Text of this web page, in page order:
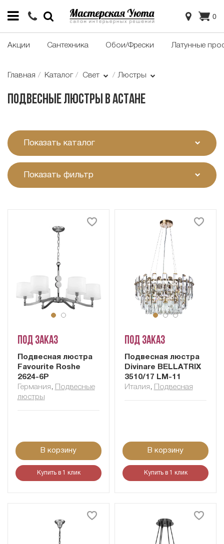
0
Акции Сантехника Обои/Фрески Латунные
Главная Каталог Свет Люстры
Подвесные люстры в Астане
Показать каталог
Показать фильтр
Под заказ
Подвесная люстра
Favourite Roshe
2624-6P
Германия ,
Подвесные
люстры
В корзину
Купить в 1 клик
Под заказ
Подвесная люстра
Divinare BELLATRIX
3510/17 LM-11
Италия , Подвесная
В корзину
Купить в 1 клик